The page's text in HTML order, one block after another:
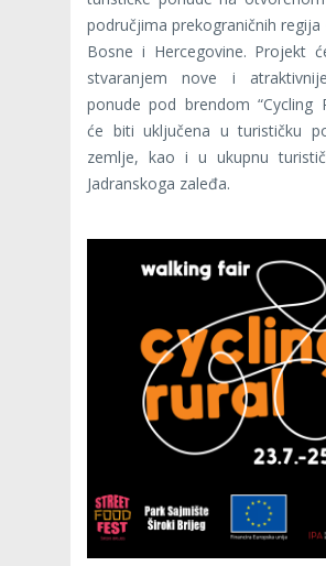
područjima prekograničnih regija
Bosne i Hercegovine. Projekt
stvaranjem nove i
ponude pod brendom “Cycling
će biti uključena u turističku
zemlje, kao i u ukupnu
Jadranskoga zaleđa.